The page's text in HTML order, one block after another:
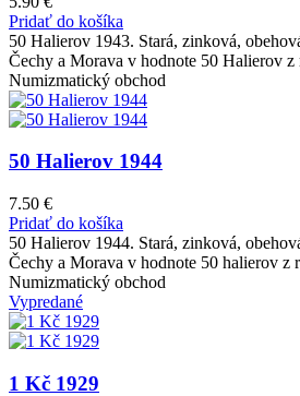
Pridať do košíka
50 Halierov 1943. Stará, zinková,
Čechy a Morava v hodnote 50 Halierov z
Numizmatický obchod
50 Halierov 1944
7.50 €
Pridať do košíka
50 Halierov 1944. Stará, zinková,
Čechy a Morava v hodnote 50 halierov z
Numizmatický obchod
Vypredané
1 Kč 1929